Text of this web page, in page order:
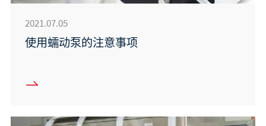
2021.07.05
使用蠕动泵的注意事项